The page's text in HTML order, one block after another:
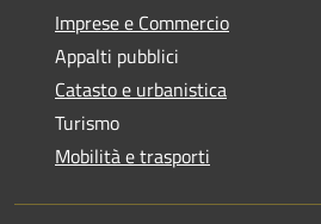
Imprese e Commercio
Appalti pubblici
Catasto e urbanistica
Turismo
Mobilità e trasporti